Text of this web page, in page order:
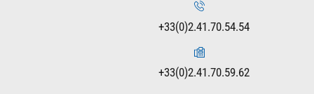
+33(0)2.41.70.54.54
+33(0)2.41.70.59.62